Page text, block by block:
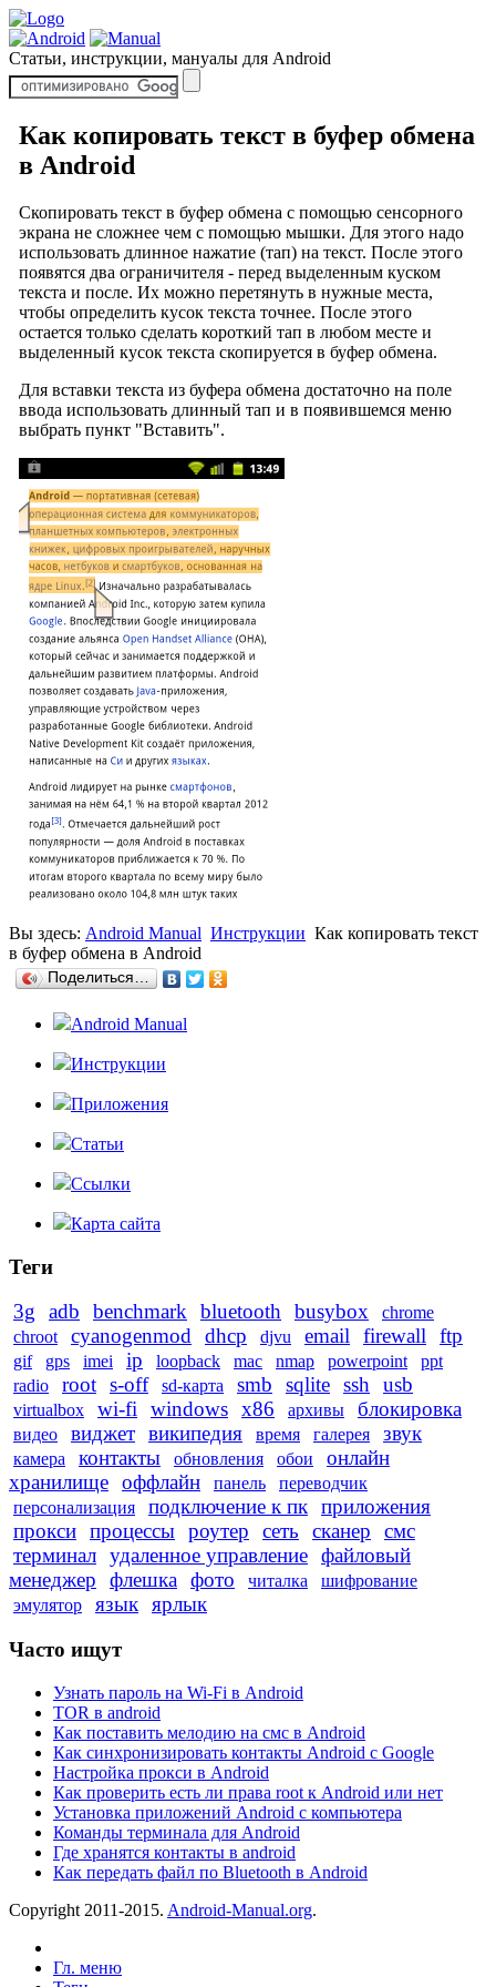
Статьи, инструкции, мануалы для Android
Как копировать текст в буфер обмена
в Android
Скопировать текст в буфер обмена с помощью сенсорного
экрана не сложнее чем с помощью мышки. Для этого надо
использовать длинное нажатие (тап) на текст. После этого
появятся два ограничителя - перед выделенным куском
текста и после. Их можно перетянуть в нужные места,
чтобы определить кусок текста точнее. После этого
остается только сделать короткий тап в любом месте и
выделенный кусок текста скопируется в буфер обмена.
Для вставки текста из буфера обмена достаточно на поле
ввода использовать длинный тап и в появившемся меню
выбрать пункт "Вставить".
Вы здесь: Android Manual Инструкции Как копировать текст
в буфер обмена в Android
Поделиться…
Android Manual
Инструкции
Приложения
Статьи
Ссылки
Карта сайта
Теги
3g
adb benchmark bluetooth busybox
chrome
chroot
cyanogenmod dhcp djvu email firewall ftp
gif gps imei ip loopback mac nmap powerpoint
ppt
radio
root s-off sd-карта smb sqlite ssh usb
virtualbox wi-fi windows x86 архивы блокировка
видео виджет википедия время галерея звук
камера контакты обновления обои
онлайн
хранилище оффлайн панель
переводчик
персонализация
подключение к пк приложения
прокси процессы роутер сеть сканер
смс
терминал удаленное управление файловый
менеджер
флешка фото читалка
шифрование
эмулятор
язык ярлык
Часто ищут
Узнать пароль на Wi-Fi в Android
TOR в android
Как поставить мелодию на смс в Android
Как синхронизировать контакты Android с Google
Настройка прокси в Android
Как проверить есть ли права root к Android или нет
Установка приложений Android с компьютера
Команды терминала для Android
Где хранятся контакты в android
Как передать файл по Bluetooth в Android
Copyright 2011-2015. Android-Manual.org.
Гл. меню